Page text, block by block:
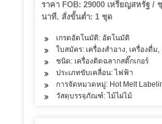
ราคา FOB: 29000 เหรียญสหรัฐ /
นาที. สั่งขั้นต่ำ: 1 ชุด
เกรดอัตโนมัติ: อัตโนมัติ
ใบสมัคร: เครื่องสำอาง, เครื่อง
ชนิด: เครื่องติดฉลากสติ๊กเกอร์
ประเภทขับเคลื่อน: ไฟฟ้า
การจัดหมวดหมู่: Hot Melt
วัสดุบรรจุภัณฑ์: ไม้ไผ่ไม้